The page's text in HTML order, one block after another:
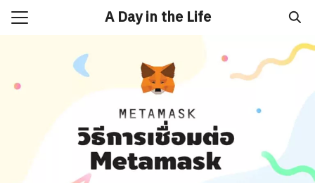
A Day in the Life
คราะห์ทองคำวันนี้